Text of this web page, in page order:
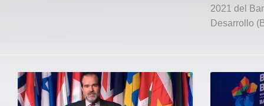
2021 del
Desarrollo